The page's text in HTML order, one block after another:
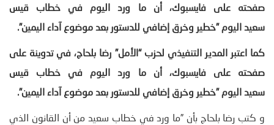
صفحته على فايسبوك، أن ما ورد اليوم في خطاب قيس
سعيد اليوم ”خطير وخرق إضافي للدستور بعد موضوع آداء اليمين”.
كما اعتبر المدير التنفيذي لحزب“الأمل” رضا بلحاج، في تدوينة على
صفحته على فايسبوك، أن ما ورد اليوم في خطاب قيس
سعيد اليوم ”خطير وخرق إضافي للدستور بعد موضوع آداء اليمين”.
و كتب رضا بلحاج بأن ”ما ورد في خطاب سعيد من أن القانون الذي